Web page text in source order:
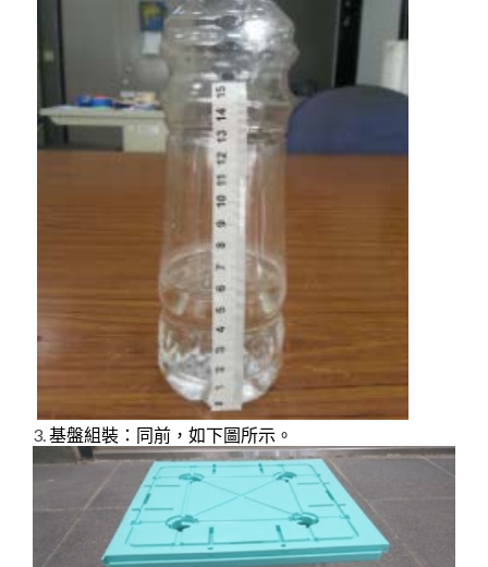
3.基盤組裝：同前，如下圖所示。